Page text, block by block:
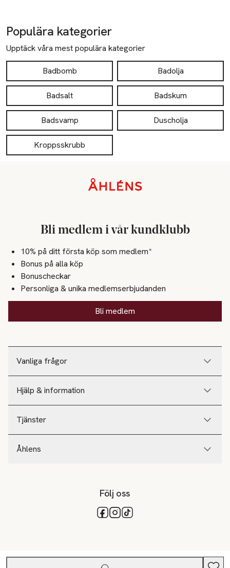
Populära kategorier
Upptäck våra mest populära kategorier
Badbomb Badolja
Badsalt Badskum
Badsvamp Duscholja
Kroppsskrubb
Vanliga frågor
Hjälp & information
Tjänster
Åhlens
Bli medlem i vår kundklubb
10% på ditt första köp som medlem*
Bonus på alla köp
Bonuscheckar
Personliga & unika medlemserbjudanden
Bli medlem
Följ oss